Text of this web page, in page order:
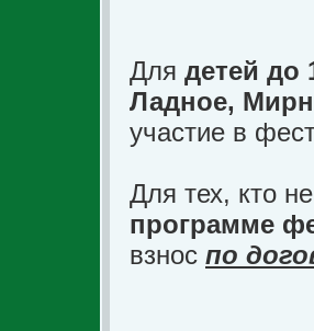
Для детей до
Ладное,
участие в
Для тех, кто
программе
взнос по